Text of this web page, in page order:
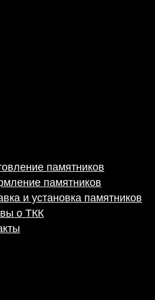
памятников
памятников
и установка памятников
о ТКК